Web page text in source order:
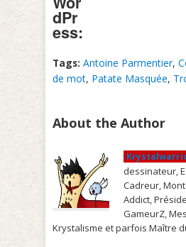
dPr
ess:
Tags: Antoine Parmentier,
de mot, Patate Masquée,
About the Author
dessinateur,
Cadreur,
Addict,
GameurZ,
Krystalisme et parfois Maître